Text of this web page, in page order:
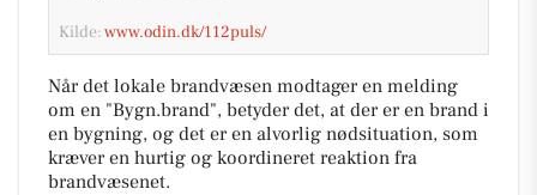
Kilde:www.odin.dk/112puls/
Når det lokale brandvæsen modtager en melding
om en "Bygn.brand", betyder det, at der er en brand i
en bygning, og det er en alvorlig nødsituation, som
kræver en hurtig og koordineret reaktion fra
brandvæsenet.